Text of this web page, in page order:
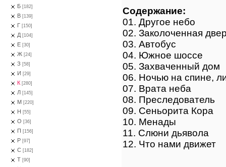
Б [182]
В [139]
Г [150]
Д [104]
Е [30]
Ж [24]
З [58]
И [29]
К [280]
Л [145]
М [220]
Н [55]
О [36]
П [156]
Р [97]
С [182]
Т [90]
Содержание:
01. Другое небо
02. Заколоченная
03. Автобус
04. Южное шоссе
05. Захваченный дом
06. Ночью на спине,
07. Врата неба
08. Преследователь
09. Сеньорита Кора
10. Менады
11. Слюни дьявола
12. Что нами движет